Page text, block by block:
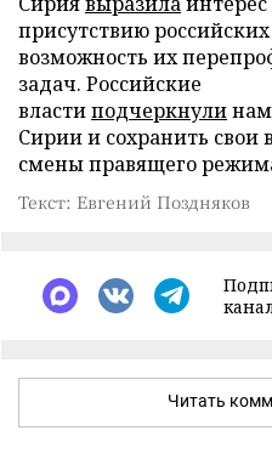
присутствию
возможность их
задач. Российские
властиподчеркнули
Сирии и сохранить свои
смены правящего
Текст: Евгений Поздняков
Читать